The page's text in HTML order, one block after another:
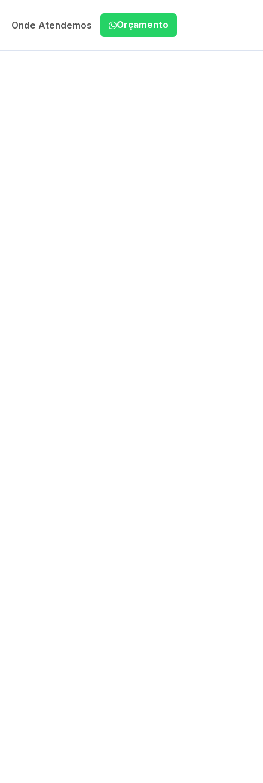
Onde Atendemos Orçamento